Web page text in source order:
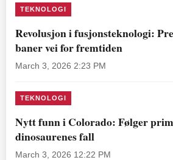
TEKNOLOGI
Revolusjon i fusjonsteknologi:
baner vei for fremtiden
March 3, 2026 2:23 PM
TEKNOLOGI
Nytt funn i Colorado: Følger
dinosaurenes fall
March 3, 2026 12:22 PM